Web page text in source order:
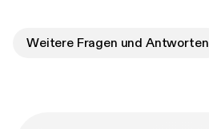
Weitere Fragen und Antworten